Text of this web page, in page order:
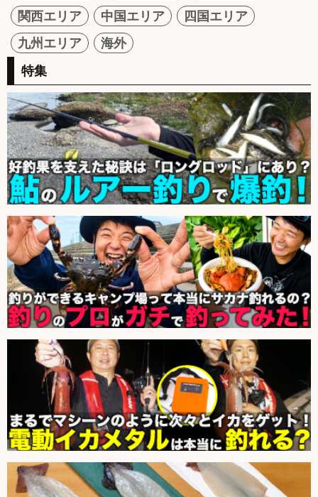
関西エリア
中国エリア
四国エリア
九州エリア
海外
特集